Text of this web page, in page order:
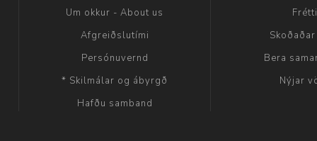
Um okkur - About us
Afgreiðslutími
Persónuvernd
* Skilmálar og ábyrgð
Hafðu samband
Bera
Nýjar